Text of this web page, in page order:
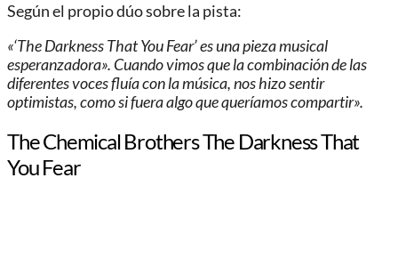
Según el propio dúo sobre la pista:
«‘The Darkness That You Fear’ es una pieza musical
esperanzadora». Cuando vimos que la combinación de las
diferentes voces fluíacon la música, nos hizo sentir
optimistas, como si fuera algo que queríamos compartir».
The Chemical Brothers The Darkness That
You Fear